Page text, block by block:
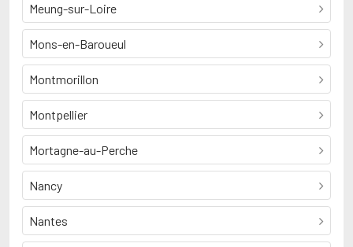
Meung-sur-Loire
Mons-en-Baroueul
Montmorillon
Montpellier
Mortagne-au-Perche
Nancy
Nantes